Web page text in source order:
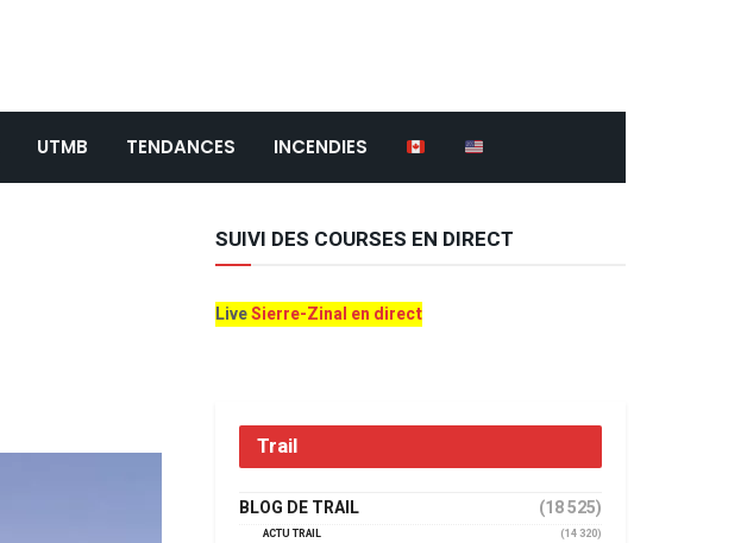
UTMB TENDANCES INCENDIES
SUIVI DES COURSES EN DIRECT
LiveSierre-Zinal en direct
Trail
BLOG DE TRAIL (18 525)
ACTU TRAIL
(14 320)